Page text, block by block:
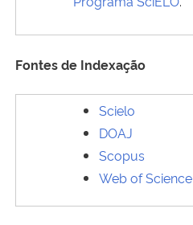
Fontes de Indexação
Scielo
DOAJ
Scopus
Web of Science